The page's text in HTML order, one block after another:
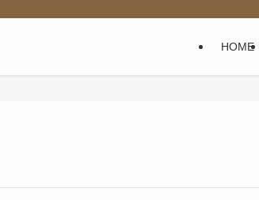
HOME